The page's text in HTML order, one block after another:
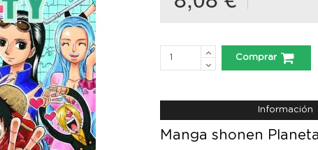
Comprar
Información
Manga shonen